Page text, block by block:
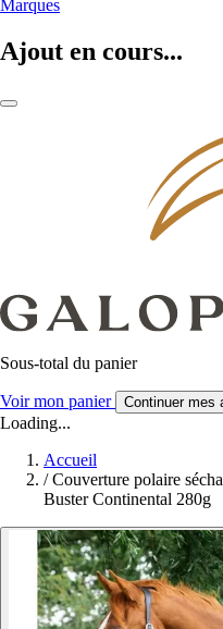
Marques
Ajout en cours...
Sous-total du panier
Voir mon panier Continuer mes
Loading...
Accueil
/ Couverture polaire
Buster Continental 280g